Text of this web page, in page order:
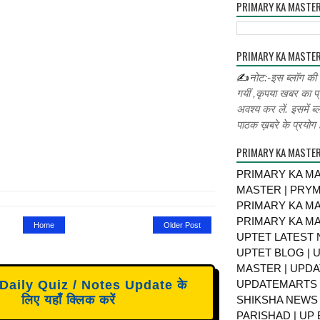
Older Post
Home
Quiz / Notes Update के
लिए यहाँ क्लिक करें
PRIMARY KA
PRIMARY KA
✍नोट:-इस ब्लॉग
गयीं ,कृपया खबर का
अवश्य कर लें. इसमें
पाठक ख़बरे के प्रयोग
PRIMARY KA
PRIMARY KA
MASTER |
PRIMARY KA
PRIMARY KA
UPTET LATEST
UPTET BLOG |
MASTER |
SHIKSHA
PARISHAD | UP